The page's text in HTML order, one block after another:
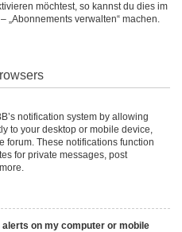
möchtest, so kannst du dies im
„Abonnements verwalten“ machen.
notification system by allowing
to your desktop or mobile device,
forum. These notifications function
for private messages, post
on my computer or mobile